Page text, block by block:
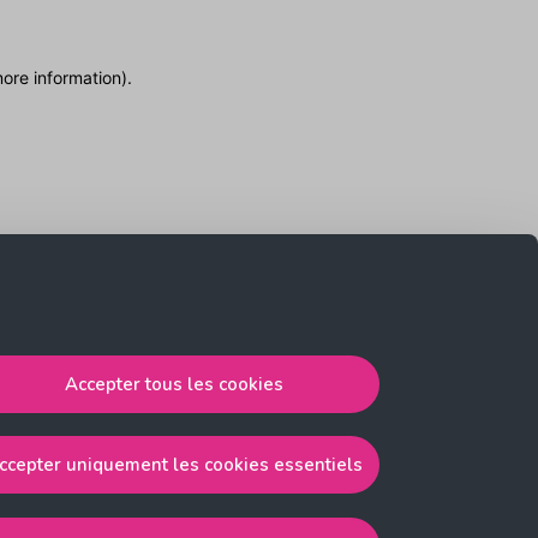
Accepter tous les cookies
uniquement les cookies essentiels
information).